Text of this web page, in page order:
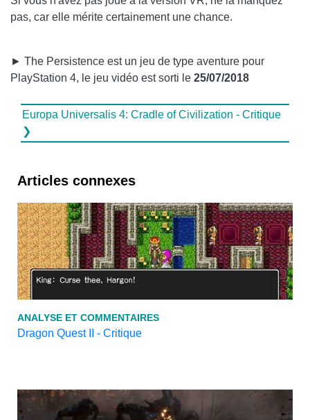
pas, car elle mérite certainement une chance.
► The Persistence est un jeu de type aventure pour
PlayStation 4, le jeu vidéo est sorti le 25/07/2018
Europa Universalis 4: Cradle of Civilization - Critique
❯
Articles connexes
ANALYSE ET COMMENTAIRES
Dragon Quest II - Critique